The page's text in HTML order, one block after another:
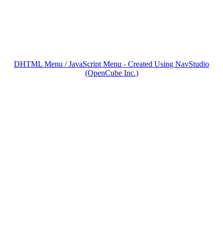
DHTML Menu / JavaScript Menu - Created Using NavStudio
(OpenCube Inc.)